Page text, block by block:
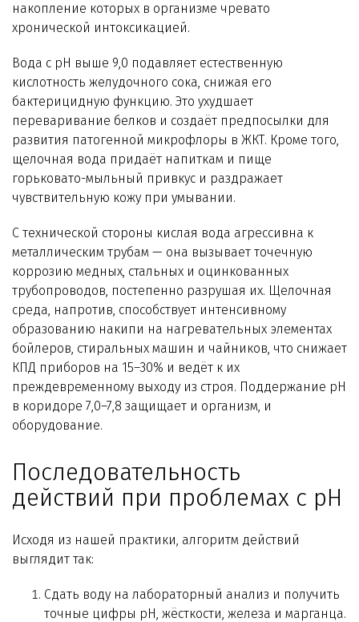
накопление которых в организме чревато
хронической интоксикацией.
Вода с pH выше 9,0 подавляет естественную
кислотность желудочного сока, снижая его
бактерицидную функцию. Это ухудшает
переваривание белков и создаёт предпосылки для
развития патогенной микрофлоры в ЖКТ. Кроме того,
щелочная вода придаёт напиткам и пище
горьковато-мыльный привкус и раздражает
чувствительную кожу при умывании.
С технической стороны кислая вода агрессивна к
металлическим трубам — она вызывает точечную
коррозию медных, стальных и оцинкованных
трубопроводов, постепенно разрушая их. Щелочная
среда, напротив, способствует интенсивному
образованию накипи на нагревательных элементах
бойлеров, стиральных машин и чайников, что снижает
КПД приборов на 15–30% и ведёт к их
преждевременному выходу из строя. Поддержание pH
в коридоре 7,0–7,8 защищает и организм, и
оборудование.
Последовательность
действий при проблемах с pH
Исходя из нашей практики, алгоритм действий
выглядит так:
Сдать воду на лабораторный анализ и получить
точные цифры pH, жёсткости, железа и марганца.